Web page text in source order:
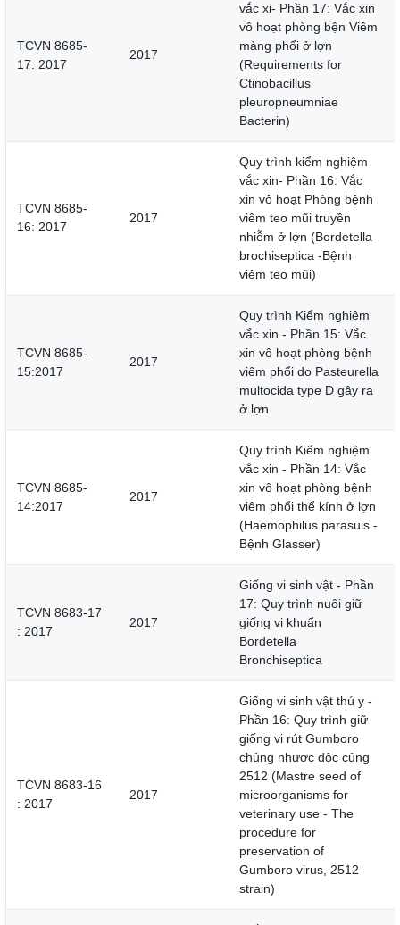
TCVN 8685-
17: 2017
2017
vắc xi- Phần 17: Vắc xin
vô hoạt phòng bện Viêm
màng phổi ở lợn
(Requirements for
Ctinobacillus
pleuropneumniae
Bacterin)
TCVN 8685-
16: 2017
2017
Quy trình kiểm nghiệm
vắc xin- Phần 16: Vắc
xin vô hoạt Phòng bệnh
viêm teo mũi truyền
nhiễm ở lợn (Bordetella
brochiseptica -Bệnh
viêm teo mũi)
TCVN 8685-
15:2017
2017
Quy trình Kiểm nghiệm
vắc xin - Phần 15: Vắc
xin vô hoạt phòng bệnh
viêm phổi do Pasteurella
multocida type D gây ra
ở lợn
TCVN 8685-
14:2017
2017
Quy trình Kiểm nghiệm
vắc xin - Phần 14: Vắc
xin vô hoạt phòng bệnh
viêm phổi thể kính ở lợn
(Haemophilus parasuis -
Bệnh Glasser)
TCVN 8683-17
: 2017
2017
Giống vi sinh vật - Phần
17: Quy trình nuôi giữ
giống vi khuẩn
Bordetella
Bronchiseptica
TCVN 8683-16
: 2017
2017
Giống vi sinh vật thú y -
Phần 16: Quy trình giữ
giống vi rút Gumboro
chủng nhược độc củng
2512 (Mastre seed of
microorganisms for
veterinary use - The
procedure for
preservation of
Gumboro virus, 2512
strain)